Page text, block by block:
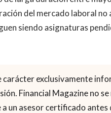
del mercado laboral
siendo asignaturas
carácter exclusivamente
Financial Magazine no
un asesor certificado antes